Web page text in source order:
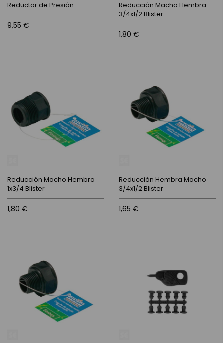
Reductor de Presión
9,55 €
Reducción Macho Hembra
3/4x1/2 Blister
1,80 €
Reducción Macho Hembra
1x3/4 Blister
1,80 €
Reducción Hembra Macho
3/4x1/2 Blister
1,65 €